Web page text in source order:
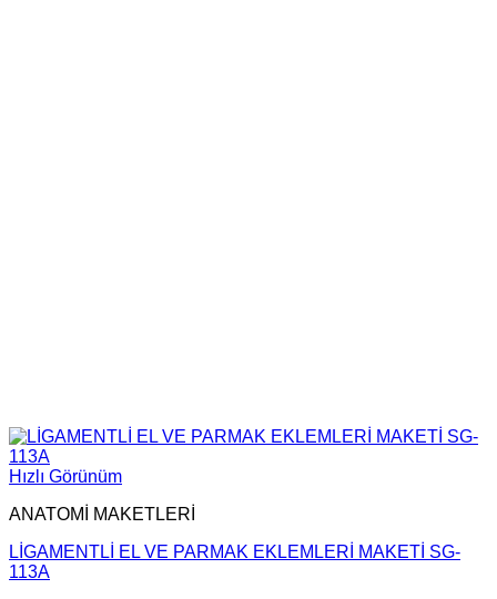
Hızlı Görünüm
ANATOMİ MAKETLERİ
LİGAMENTLİ EL VE PARMAK EKLEMLERİ MAKETİ SG-
113A